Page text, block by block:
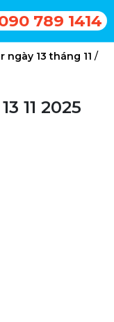
789 1414
13 tháng 11 /
11 2025